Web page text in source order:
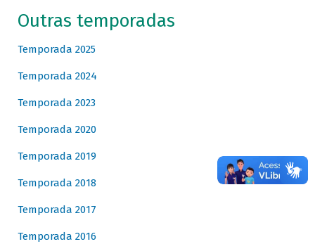
Outras temporadas
Temporada 2025
Temporada 2024
Temporada 2023
Temporada 2020
Temporada 2019
Temporada 2018
Temporada 2017
Temporada 2016